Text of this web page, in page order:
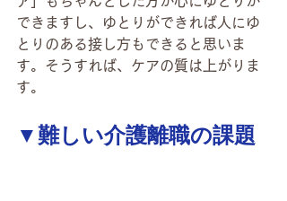
できますし、ゆとりができれば人にゆ
とりのある接し方もできると思いま
す。そうすれば、ケアの質は上がりま
す。
▼難しい介護離職の課題